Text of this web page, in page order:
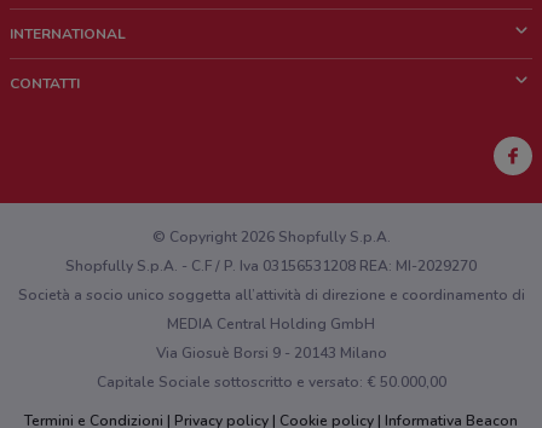
Chi siamo
Lavora con noi
Richieste commerciali e marketing
INTERNATIONAL
CONTATTI
Hai un malfunzionamento sul web o sull'app?
© Copyright 2026 Shopfully S.p.A.
Shopfully S.p.A. - C.F / P. Iva 03156531208 REA: MI-2029270
Società a socio unico soggetta all’attività di direzione e coordinamento di
MEDIA Central Holding GmbH
Via Giosuè Borsi 9 - 20143 Milano
Capitale Sociale sottoscritto e versato: € 50.000,00
Termini e Condizioni
Privacy policy Cookie policy Informativa Beacon